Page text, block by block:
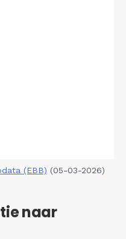
(EBB) (05-03-2026)
naar